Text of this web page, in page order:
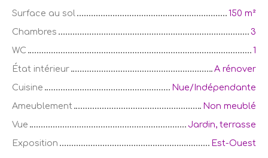
Surface au sol
150 m²
Chambres
3
WC
1
État intérieur
A rénover
Cuisine
Nue/Indépendante
Ameublement
Non meublé
Vue
Jardin, terrasse
Exposition
Est-Ouest